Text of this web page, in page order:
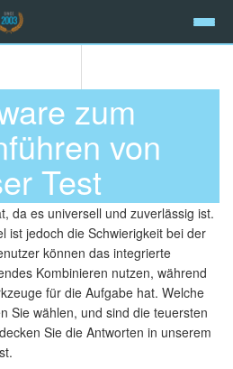
zum
von
Test
da es universell und zuverlässig ist.
ist jedoch die Schwierigkeit bei der
können das integrierte
Kombinieren nutzen, während
für die Aufgabe hat. Welche
Sie wählen, und sind die teuersten
Sie die Antworten in unserem